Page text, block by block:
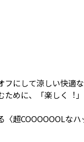
にして涼しい快適
めに、「楽しく︕
超COOOOOOLな